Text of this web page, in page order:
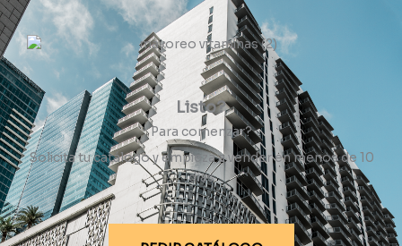
Listo?
Para comenzar?
Solicita tu catálogo y empieza a vender en menos de 10
días